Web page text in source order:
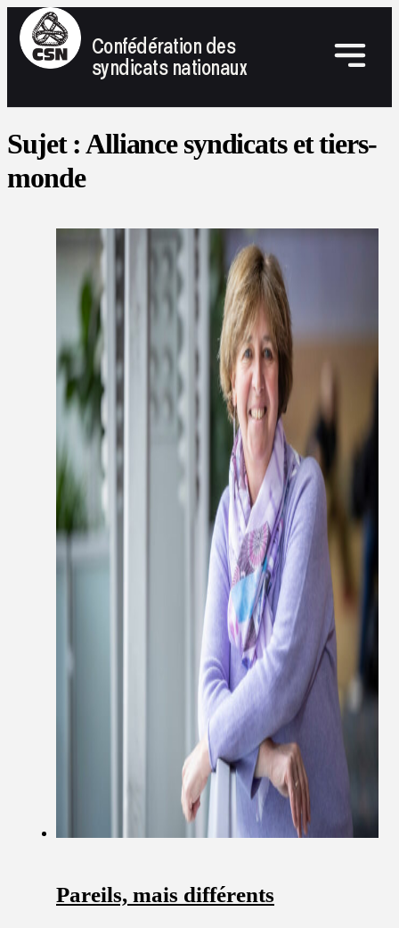
Confédération des
syndicats nationaux
Sujet :Alliance syndicats et tiers-
monde
Pareils, mais différents